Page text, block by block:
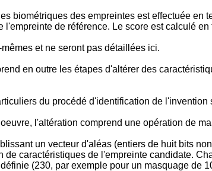
biométriques des empreintes est effectuée
l'empreinte de référence. Le score est calculé
et ne seront pas détaillées ici.
en outre les étapes d'altérer des
du procédé d'identification de l'invention
l'altération comprend une opération de
un vecteur d'aléas (entiers de huit bits
de caractéristiques de l'empreinte candidate.
(230, par exemple pour un masquage de